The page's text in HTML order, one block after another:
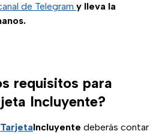
de Telegram y lleva la
requisitos para
Incluyente?
TarjetaIncluyente deberás contar